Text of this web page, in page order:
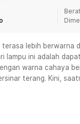
Senin -
Jakarta Barat
Senin -
Senin - Jumat
lebih berwarna
lampu ini adalah
warna cahaya
terang. Kini,